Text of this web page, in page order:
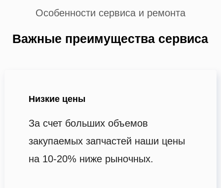
Особенности сервиса и ремонта
Важные преимущества сервиса
Низкие цены
За счет больших объемов
закупаемых запчастей наши цены
на 10-20% ниже рыночных.